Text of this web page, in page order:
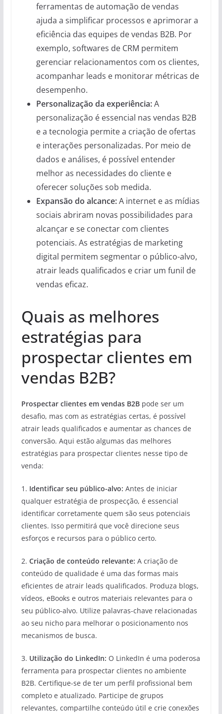
ferramentas de automação de vendas
ajuda a simplificar processos e aprimorar a
eficiência das equipes de vendas B2B. Por
exemplo, softwares de CRM permitem
gerenciar relacionamentos com os clientes,
acompanhar leads e monitorar métricas de
desempenho.
Personalização da experiência:A
personalização é essencial nas vendas B2B
e a tecnologia permite a criação de ofertas
e interações personalizadas. Por meio de
dados e análises, é possível entender
melhor as necessidades do cliente e
oferecer soluções sob medida.
Expansão do alcance:A internet e as mídias
sociais abriram novas possibilidades para
alcançar e se conectar com clientes
potenciais. As estratégias de marketing
digital permitem segmentar o público-alvo,
atrair leads qualificados e criar um funil de
vendas eficaz.
Quais as melhores
estratégias para
prospectar clientes em
vendas B2B?
Prospectar clientes em vendas B2Bpode ser um
desafio, mas com as estratégias certas, é possível
atrair leads qualificados e aumentar as chances de
conversão. Aqui estão algumas das melhores
estratégias para prospectar clientes nesse tipo de
venda:
1. Identificar seu público-alvo: Antes de iniciar
qualquer estratégia de prospecção, é essencial
identificar corretamente quem são seus potenciais
clientes. Isso permitirá que você direcione seus
esforços e recursos para o público certo.
2. Criação de conteúdo relevante: A criação de
conteúdo de qualidade é uma das formas mais
eficientes de atrair leads qualificados. Produza blogs,
vídeos, eBooks e outros materiais relevantes para o
seu público-alvo. Utilize palavras-chave relacionadas
ao seu nicho para melhorar o posicionamento nos
mecanismos de busca.
3. Utilização do LinkedIn: O LinkedIn é uma poderosa
ferramenta para prospectar clientes no ambiente
B2B. Certifique-se de ter um perfil profissional bem
completo e atualizado. Participe de grupos
relevantes, compartilhe conteúdo útil e crie conexões